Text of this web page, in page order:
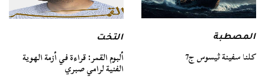
المصطبة
كلنا سفينة ثيسوس ج7
التخت
ألبوم القمر: قراءة في أزمة الهوية
الفنية لرامي صبري